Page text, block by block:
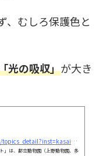
、むしろ保護色と
光の吸収」が大き
https://www.tokyo-zoo.net/topic/topics_detail?inst=kasai&#038;kind=news&#038;link_num=28431&#038;utm_source=chatgpt.com
」は、都立動物園（上野動物園、多